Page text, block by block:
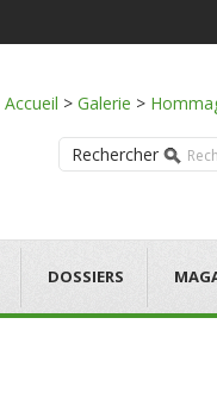
Accueil > Galerie >
Rechercher
DOSSIERS